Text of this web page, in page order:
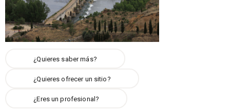
¿Quieres saber más?
¿Quieres ofrecer un sitio?
¿Eres un profesional?